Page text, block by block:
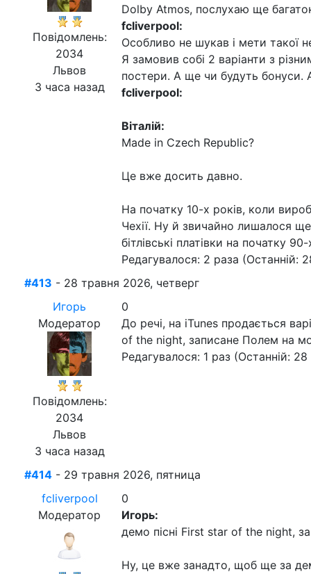
Повідомлень:
2034
Львов
3 часа назад
Dolby Atmos, послухаю ще
fcliverpool:
Особливо не шукав і мети такої
Я замовив собі 2 варіанти з
постери. А ще чи будуть бонуси.
fcliverpool:
Віталій:
Made in Czech Republic?
Це вже досить давно.
На початку 10-х років, коли
Чехії. Ну й звичайно лишалося
бітлівські платівки на початку
Редагувалося: 2 раза (Останній:
#413 - 28 травня 2026, четверг
Игорь
Модератор
Повідомлень:
2034
Львов
3 часа назад
0
До речі, на iTunes продається
of the night, записане Полем на
Редагувалося: 1 раз (Останній:
#414 - 29 травня 2026, пятница
fcliverpool
Модератор
0
Игорь:
демо пісні First star of the night,
Ну, це вже занадто, щоб ще за